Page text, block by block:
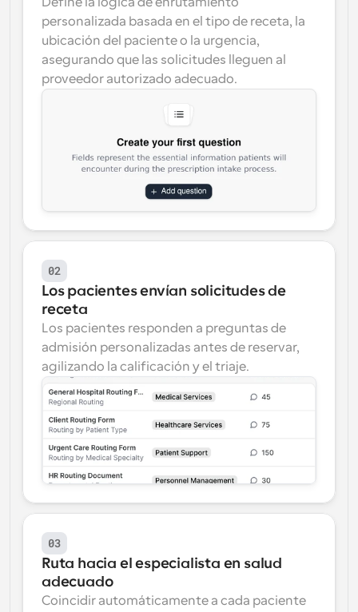
personalizada basada en el tipo de receta, la
ubicación del paciente o la urgencia,
asegurando que las solicitudes lleguen al
proveedor autorizado adecuado.
02
Los pacientes envían solicitudes de
receta
Los pacientes responden a preguntas de
admisión personalizadas antes de reservar,
agilizando la calificación y el triaje.
03
Ruta hacia el especialista en salud
adecuado
Coincidir automáticamente a cada paciente